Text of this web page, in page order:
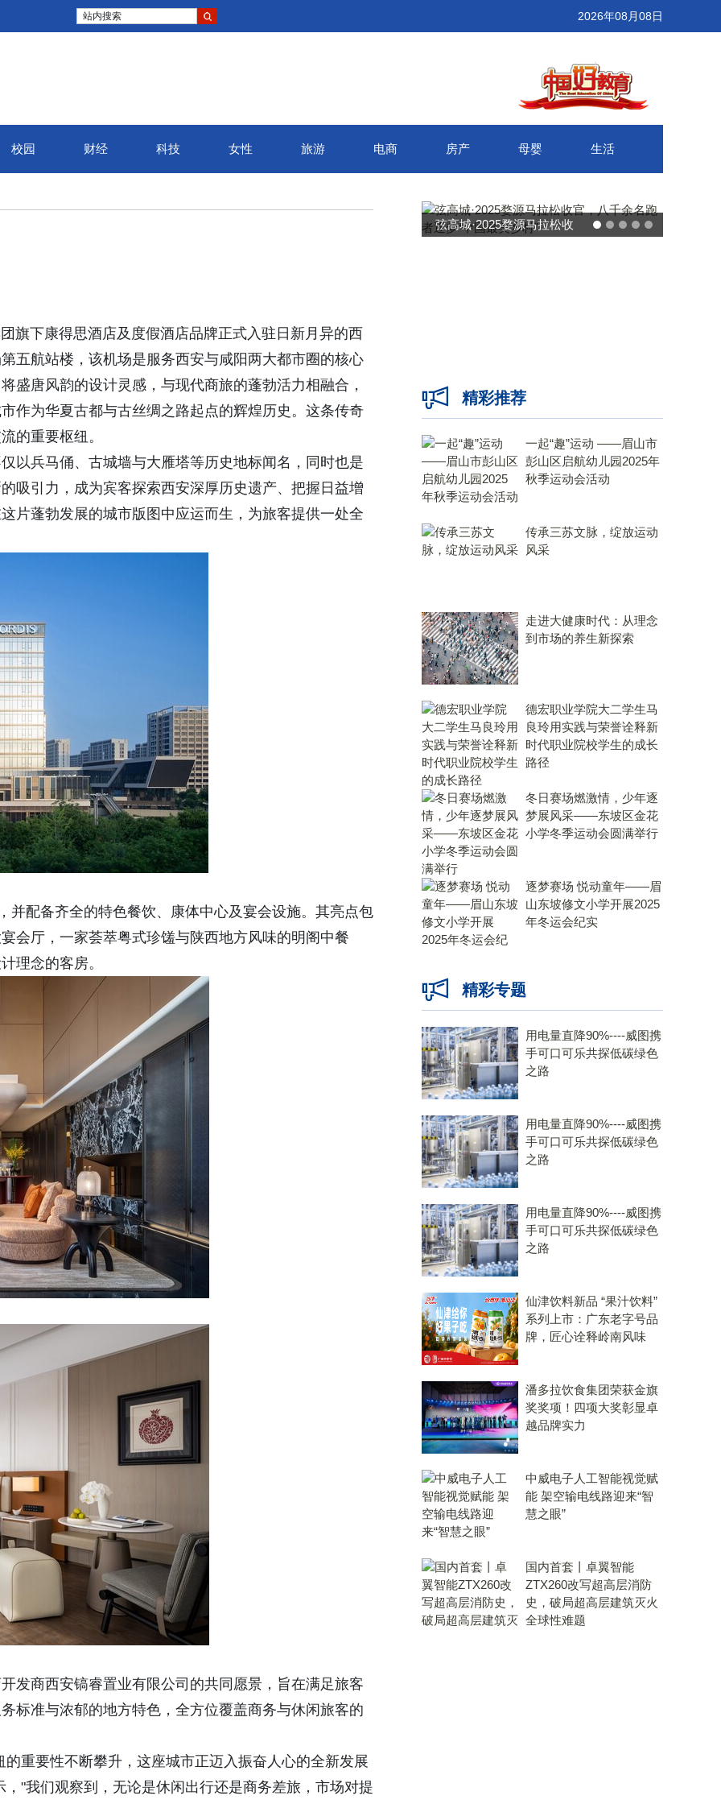
站内搜索 2026年08月08日
校园 财经 科技 女性 旅游 电商 房产 母婴 生活
旗下康得思酒店及度假酒店品牌正式入驻日新月异的西
五航站楼，该机场是服务西安与咸阳两大都市圈的核心
盛唐风韵的设计灵感，与现代商旅的蓬勃活力相融合，
作为华夏古都与古丝绸之路起点的辉煌历史。这条传奇
的重要枢纽。
以兵马俑、古城墙与大雁塔等历史地标闻名，同时也是
吸引力，成为宾客探索西安深厚历史遗产、把握日益增
片蓬勃发展的城市版图中应运而生，为旅客提供一处全
并配备齐全的特色餐饮、康体中心及宴会设施。其亮点包
会厅，一家荟萃粤式珍馐与陕西地方风味的明阁中餐
理念的客房。
发商西安镐睿置业有限公司的共同愿景，旨在满足旅客
标准与浓郁的地方特色，全方位覆盖商务与休闲旅客的
重要性不断攀升，这座城市正迈入振奋人心的全新发展
"我们观察到，无论是休闲出行还是商务差旅，市场对提
弦高城·2025婺源马拉松收
武汉百联奥莱年度感
精彩推荐
一起“趣”运动 ——眉山市
彭山区启航幼儿园2025年
秋季运动会活动
传承三苏文脉，绽放运动
风采
走进大健康时代：从理念
到市场的养生新探索
德宏职业学院大二学生马
良玲用实践与荣誉诠释新
时代职业院校学生的成长
路径
冬日赛场燃激情，少年逐
梦展风采——东坡区金花
小学冬季运动会圆满举行
逐梦赛场 悦动童年——眉
山东坡修文小学开展2025
年冬运会纪实
精彩专题
用电量直降90%----威图携
手可口可乐共探低碳绿色
之路
用电量直降90%----威图携
手可口可乐共探低碳绿色
之路
用电量直降90%----威图携
手可口可乐共探低碳绿色
之路
仙津饮料新品 “果汁饮料”
系列上市：广东老字号品
牌，匠心诠释岭南风味
潘多拉饮食集团荣获金旗
奖奖项！四项大奖彰显卓
越品牌实力
中威电子人工智能视觉赋
能 架空输电线路迎来“智
慧之眼”
国内首套丨卓翼智能
ZTX260改写超高层消防
史，破局超高层建筑灭火
全球性难题